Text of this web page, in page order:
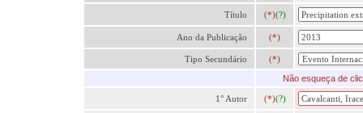
Título (*)(?)
Ano da Publicação (*)
Tipo Secundário
(*)
Não esqueça de
1° Autor (*)(?)